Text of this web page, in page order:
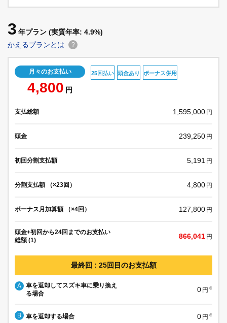
3 年プラン (実質年率: 4.9%)
かえるプランとは
?
月々のお支払い
4,800 円
25回払い 頭金あり ボーナス併用
支払総額 1,595,000 円
頭金 239,250 円
初回分割支払額 5,191 円
分割支払額 （×23回） 4,800 円
ボーナス月加算額 （×4回） 127,800 円
頭金+初回から24回までのお支払い
総額 (1)
866,041 円
最終回 : 25回目のお支払額
A
車を返却してスズキ車に乗り換え
る場合
0 円 ※
B 車を返却する場合 0 円 ※